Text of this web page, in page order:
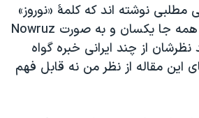
مطلبی نوشته اند که کلمۀ «نوروز»
به خط انگلیسی باید همه جا یکسان و به صورت Nowruz
از چند ایرانی خبره گواه
این مقاله از نظر من نه قابل فهم